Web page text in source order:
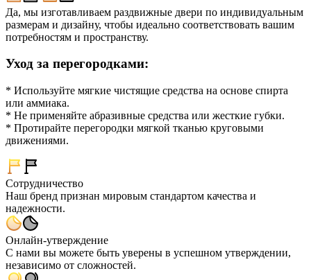
Да, мы изготавливаем раздвижные двери по индивидуальным
размерам и дизайну, чтобы идеально соответствовать вашим
потребностям и пространству.
Уход за перегородками:
* Используйте мягкие чистящие средства на основе спирта
или аммиака.
* Не применяйте абразивные средства или жесткие губки.
* Протирайте перегородки мягкой тканью круговыми
движениями.
Сотрудничество
Наш бренд признан мировым стандартом качества и
надежности.
Онлайн-утверждение
С нами вы можете быть уверены в успешном утверждении,
независимо от сложностей.